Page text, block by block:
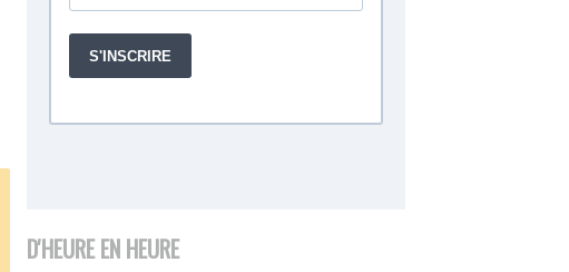
D'HEURE EN HEURE